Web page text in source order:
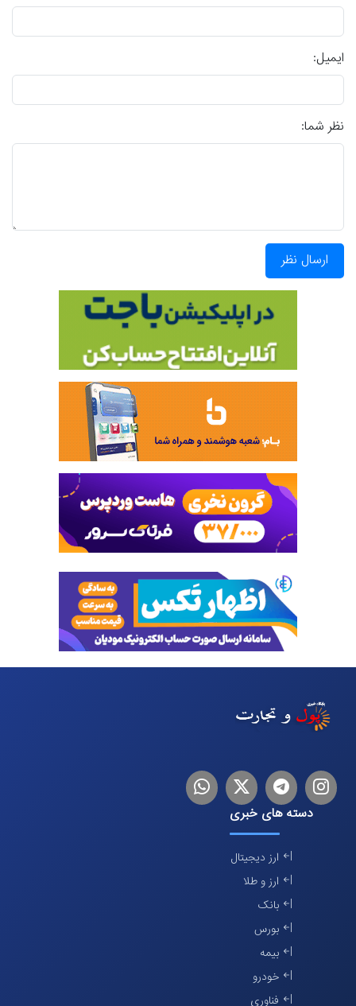
ایمیل:
نظر شما:
ارسال نظر
اینستاگرام
تلگرام توییترلینکدین
دسته های خبری
ارز دیجیتال
ارز و طلا
بانک
بورس
بیمه
خودرو
فناوری